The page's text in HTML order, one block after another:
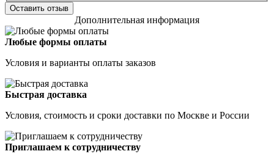
Оставить отзыв
Дополнительная информация
Любые формы оплаты
Условия и варианты оплаты заказов
Быстрая доставка
Условия, стоимость и сроки доставки по Москве и России
Приглашаем к сотрудничеству